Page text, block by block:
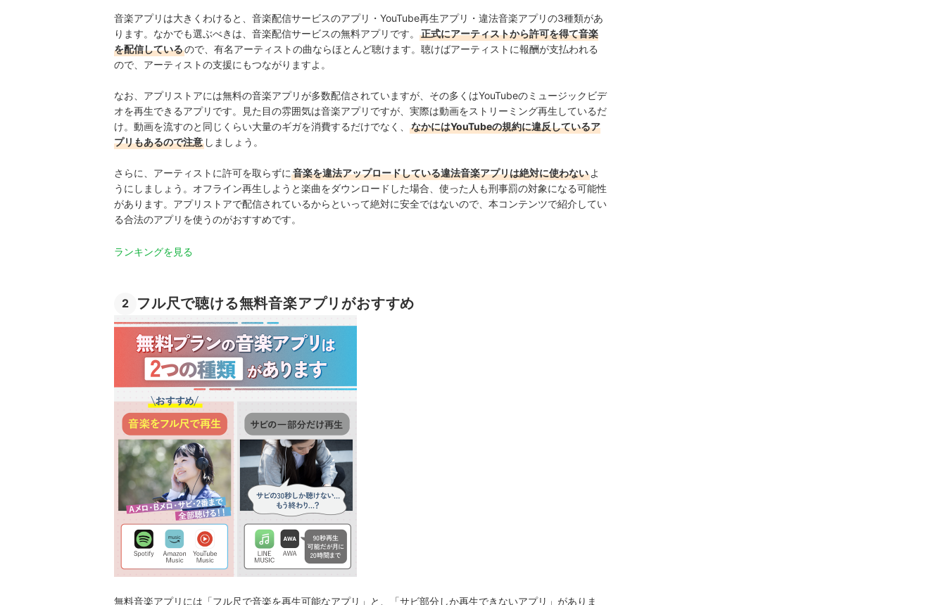
音楽アプリは大きくわけると、音楽配信サービスのアプリ・YouTube再生アプリ・違法音楽アプリの3種類があ
ります。 なかでも選ぶべきは、音楽配信サービスの無料アプリです。
正式にアーティストから許可を得て音楽
を配信しているので、有名アーティストの曲ならほとんど聴けます。聴けばアーティストに報酬が支払われる
ので、アーティストの支援にもつながりますよ。
なお、アプリストアには無料の音楽アプリが多数配信されていますが、その多くはYouTubeのミュージックビデ
オを再生できるアプリです。見た目の雰囲気は音楽アプリですが、実際は動画をストリーミング再生しているだ
け。動画を流すのと同じくらい大量のギガを消費するだけでなく、
なかにはYouTubeの規約に違反しているア
プリもあるので注意 しましょう。
さらに、アーティストに許可を取らずに 音楽を違法アップロードしている違法音楽アプリは絶対に使わない よ
うにしましょう。オフライン再生しようと楽曲をダウンロードした場合、使った人も刑事罰の対象になる可能性
があります。アプリストアで配信されているからといって絶対に安全ではないので、本コンテンツで紹介してい
る合法のアプリを使うのがおすすめです。
ランキングを見る
2 フル尺で聴ける無料音楽アプリがおすすめ
無料音楽アプリには「フル尺で音楽を再生可能なアプリ」と、「サビ部分しか再生できないアプリ」がありま